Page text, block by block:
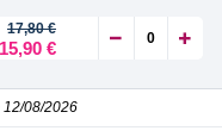
17,80 €
15,90 €
08/2026